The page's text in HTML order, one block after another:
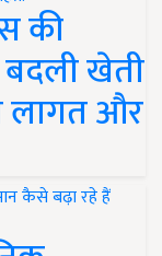
की
खेती
लागत और